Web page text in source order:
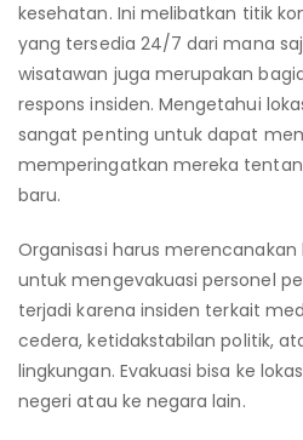
kesehatan. Ini melibatkan titik
yang tersedia 24/7 dari mana
wisatawan juga merupakan
respons insiden. Mengetahui
sangat penting untuk dapat
memperingatkan mereka
baru.
Organisasi harus
untuk mengevakuasi personel
terjadi karena insiden terkait
cedera, ketidakstabilan politik,
lingkungan. Evakuasi bisa ke
negeri atau ke negara lain.